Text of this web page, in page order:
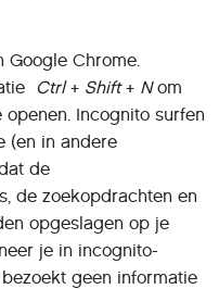
Google Chrome.
Ctrl+ Shift+ Nom
Incognito surfen
(en in andere
de
de zoekopdrachten en
opgeslagen op je
je in incognito-
geen informatie